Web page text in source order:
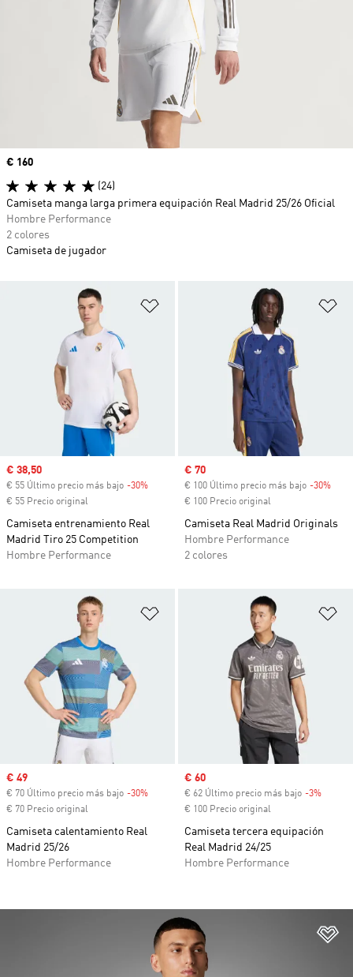
Añadir a la lista de deseos
Precio de venta
€ 38,50
€ 55 Último precio más bajo -30% Descuento
€ 55 Precio original
Camiseta entrenamiento Real
Madrid Tiro 25 Competition
Hombre Performance
Precio de venta
€ 70
€ 100 Último precio más bajo -30%
€ 100 Precio original
Camiseta Real Madrid Originals
Hombre Performance
2 colores
Añadir a la lista de deseos
Precio de venta
€ 49
€ 70 Último precio más bajo -30% Descuento
€ 70 Precio original
Camiseta calentamiento Real
Madrid 25/26
Hombre Performance
Precio de venta
€ 60
€ 62 Último precio más bajo -3%
€ 100 Precio original
Camiseta tercera equipación
Real Madrid 24/25
Hombre Performance
Precio
€ 160
(24)
Camiseta manga larga primera equipación Real Madrid 25/26 Oficial
Hombre Performance
2 colores
Camiseta de jugador